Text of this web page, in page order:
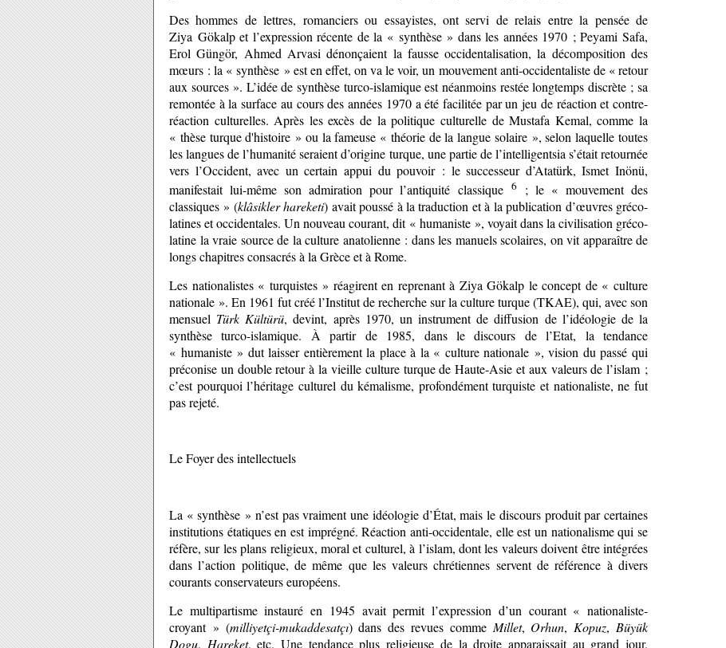
Des hommes de lettres, romanciers ou essayistes, ont servi de relais entre la pensée de
Ziya Gökalp et l’expression récente de la « synthèse » dans les années 1970 ; Peyami Safa,
Erol Güngör, Ahmed Arvasi dénonçaient la fausse occidentalisation, la décomposition des
mœurs : la « synthèse » est en effet, on va le voir, un mouvement anti-occidentaliste de « retour
aux sources ». L’idée de synthèse turco-islamique est néanmoins restée longtemps discrète ; sa
remontée à la surface au cours des années 1970 a été facilitée par un jeu de réaction et contre-
réaction culturelles. Après les excès de la politique culturelle de Mustafa Kemal, comme la
« thèse turque d'histoire » ou la fameuse « théorie de la langue solaire », selon laquelle toutes
les langues de l’humanité seraient d’origine turque, une partie de l’intelligentsia s’était retournée
vers l’Occident, avec un certain appui du pouvoir : le successeur d’Atatürk, Ismet Inönü,
manifestait lui-même son admiration pour l’antiquité classique 6; le « mouvement des
classiques » (klâsikler hareketi) avait poussé à la traduction et à la publication d’œuvres gréco-
latines et occidentales. Un nouveau courant, dit « humaniste », voyait dans la civilisation gréco-
latine la vraie source de la culture anatolienne : dans les manuels scolaires, on vit apparaître de
longs chapitres consacrés à la Grèce et à Rome.
Les nationalistes « turquistes » réagirent en reprenant à Ziya Gökalp le concept de « culture
nationale ». En 1961 fut créé l’Institut de recherche sur la culture turque (TKAE), qui, avec son
mensuel Türk Kültürü, devint, après 1970, un instrument de diffusion de l’idéologie de la
synthèse turco-islamique. À partir de 1985, dans le discours de l’Etat, la tendance
« humaniste » dut laisser entièrement la place à la « culture nationale », vision du passé qui
préconise un double retour à la vieille culture turque de Haute-Asie et aux valeurs de l’islam ;
c’est pourquoi l’héritage culturel du kémalisme, profondément turquiste et nationaliste, ne fut
pas rejeté.
Le Foyer des intellectuels
La « synthèse » n’est pas vraiment une idéologie d’État, mais le discours produit par certaines
institutions étatiques en est imprégné. Réaction anti-occidentale, elle est un nationalisme qui se
réfère, sur les plans religieux, moral et culturel, à l’islam, dont les valeurs doivent être intégrées
dans l’action politique, de même que les valeurs chrétiennes servent de référence à divers
courants conservateurs européens.
Le multipartisme instauré en 1945 avait permit l’expression d’un courant « nationaliste-
croyant » (milliyetçi-mukaddesatçı) dans des revues comme Millet, Orhun, Kopuz, Büyük
Dogu, Hareket, etc. Une tendance plus religieuse de la droite apparaissait au grand jour,